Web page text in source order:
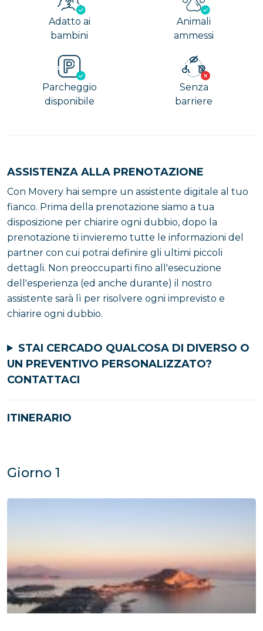
Adatto ai
bambini
Animali
ammessi
Parcheggio
disponibile
Senza
barriere
ASSISTENZA ALLA PRENOTAZIONE
Con Movery hai sempre un assistente digitale al tuo
fianco. Prima della prenotazione siamo a tua
disposizione per chiarire ogni dubbio, dopo la
prenotazione ti invieremo tutte le informazioni del
partner con cui potrai definire gli ultimi piccoli
dettagli. Non preoccuparti fino all'esecuzione
dell'esperienza (ed anche durante) il nostro
assistente sarà lì per risolvere ogni imprevisto e
chiarire ogni dubbio.
STAI CERCADO QUALCOSA DI DIVERSO O
UN PREVENTIVO PERSONALIZZATO?
CONTATTACI
ITINERARIO
Giorno 1